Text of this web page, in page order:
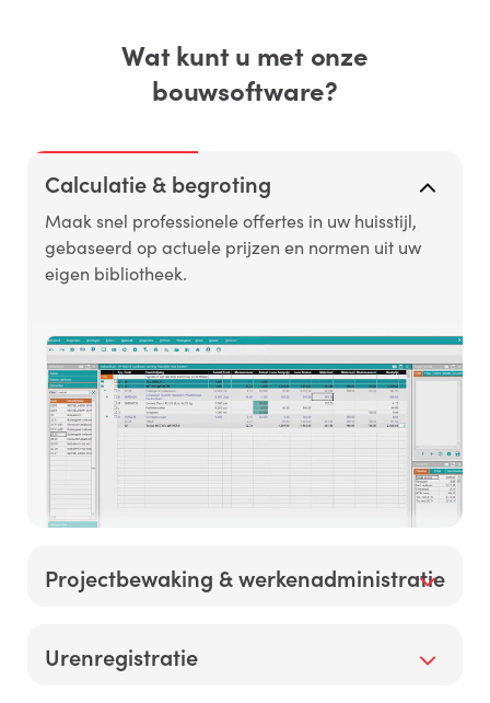
Wat kunt u met onze
bouwsoftware?
Calculatie & begroting
Maak snel professionele offertes in uw huisstijl,
gebaseerd op actuele prijzen en normen uit uw
eigen bibliotheek.
Projectbewaking & werkenadministratie
onderaanneming en meer- en minderwerk. De
Urenregistratie